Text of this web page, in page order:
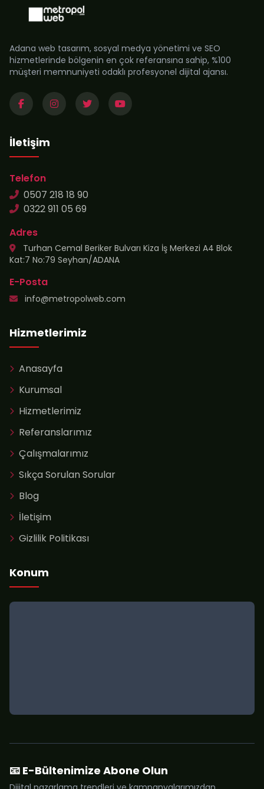
Adana web tasarım, sosyal medya yönetimi ve SEO
hizmetlerinde bölgenin en çok referansına sahip, %100
müşteri memnuniyeti odaklı profesyonel dijital ajansı.
İletişim
Telefon
0507 218 18 90
0322 911 05 69
Adres
Turhan Cemal Beriker Bulvarı Kiza İş Merkezi A4 Blok
Kat:7 No:79 Seyhan/ADANA
E-Posta
info@metropolweb.com
Hizmetlerimiz
Anasayfa
Kurumsal
Hizmetlerimiz
Referanslarımız
Çalışmalarımız
Sıkça Sorulan Sorular
Blog
İletişim
Gizlilik Politikası
Konum
📧 E-Bültenimize Abone Olun